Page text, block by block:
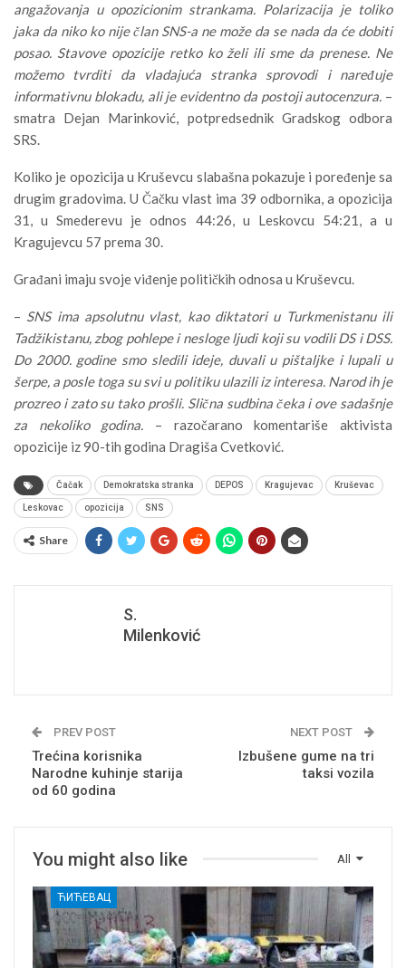
angažovanja u opozicionim strankama. Polarizacija je toliko
jaka da niko ko nije član SNS-a ne može da se nada da će dobiti
posao. Stavove opozicije retko ko želi ili sme da prenese. Ne
možemo tvrditi da vladajuća stranka sprovodi i naređuje
informativnu blokadu, ali je evidentno da postoji autocenzura. –
smatra Dejan Marinković, potpredsednik Gradskog odbora
SRS.
Koliko je opozicija u Kruševcu slabašna pokazuje i poređenje sa
drugim gradovima. U Čačku vlast ima 39 odbornika, a opozicija
31, u Smederevu je odnos 44:26, u Leskovcu 54:21, a u
Kragujevcu 57 prema 30.
Građani imaju svoje viđenje političkih odnosa u Kruševcu.
– SNS ima apsolutnu vlast, kao diktatori u Turkmenistanu ili
Tadžikistanu, zbog pohlepe i nesloge ljudi koji su vodili DS i DSS.
Do 2000. godine smo sledili ideje, duvali u pištaljke i lupali u
šerpe, a posle toga su svi u politiku ulazili iz interesa. Narod ih je
prozreo i zato su tako prošli. Slična sudbina čeka i ove sadašnje
za nekoliko godina. – razočarano komentariše aktivista
opozicije iz 90-tih godina Dragiša Cvetković.
Čačak Demokratska stranka DEPOS Kragujevac Kruševac
Leskovac opozicija SNS
Share
S.
Milenković
PREV POST
Trećina korisnika
Narodne kuhinje starija
od 60 godina
NEXT POST
Izbušene gume na tri
taksi vozila
All
You might also like
ЋИЋЕВАЦ